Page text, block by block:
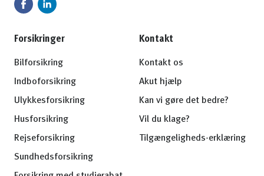
Forsikringer
Bilforsikring
Indboforsikring
Ulykkesforsikring
Husforsikring
Rejseforsikring
Sundhedsforsikring
Kontakt
Kontakt os
Akut hjælp
Kan vi gøre det bedre?
Vil du klage?
Tilgængeligheds-erklæring